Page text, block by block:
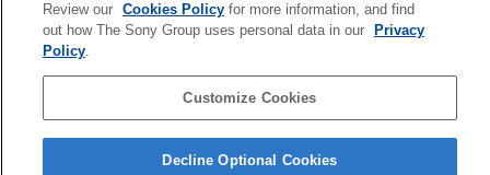
会社概要 アクセス ご利用条件 プライバシーポリシー
Copyright ©1994–2026 Sony Computer Science Laboratories, Inc.,
Review our Cookies Policyfor more information, and find
out how The Sony Group uses personal data in our
Privacy
Policy.
Customize Cookies
Decline Optional Cookies